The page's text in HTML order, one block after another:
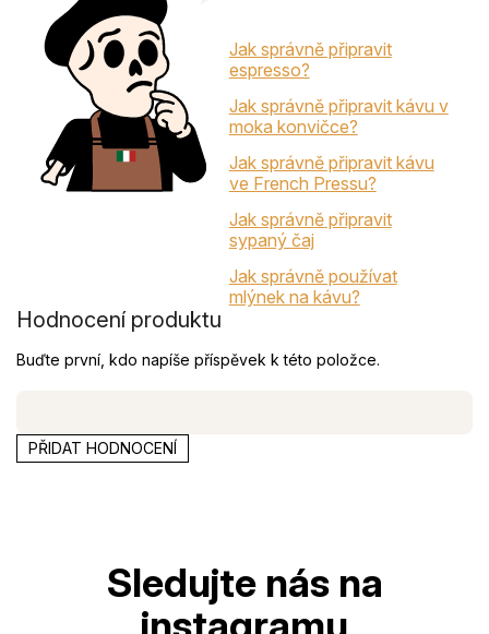
Jak správně připravit
espresso?
Jak správně připravit kávu v
moka konvičce?
Jak správně připravit kávu
ve French Pressu?
Jak správně připravit
sypaný čaj
Jak správně používat
mlýnek na kávu?
Hodnocení produktu
Buďte první, kdo napíše příspěvek k této položce.
PŘIDAT HODNOCENÍ